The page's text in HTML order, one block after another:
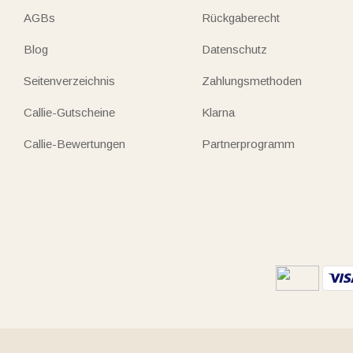
AGBs
Blog
Seitenverzeichnis
Callie-Gutscheine
Callie-Bewertungen
Rückgaberecht
Datenschutz
Zahlungsmethoden
Klarna
Partnerprogramm